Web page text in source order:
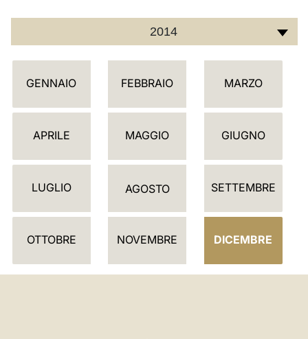
2014
C
L
D
R
GENNAIO FEBBRAIO MARZO
APRILE MAGGIO GIUGNO
LUGLIO AGOSTO SETTEMBRE
OTTOBRE NOVEMBRE DICEMBRE